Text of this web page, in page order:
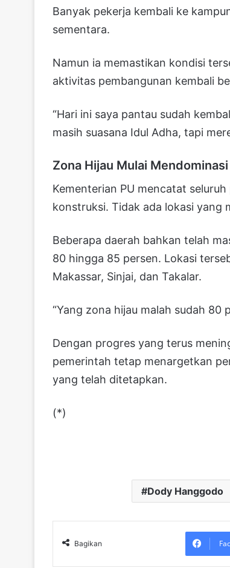
Banyak pekerja kembali ke
sementara.
Namun ia memastikan kondisi
aktivitas pembangunan kembali
“Hari ini saya pantau sudah
masih suasana Idul Adha, tapi
Zona Hijau Mulai Mendominasi
Kementerian PU mencatat
konstruksi. Tidak ada lokasi yang
Beberapa daerah bahkan telah
80 hingga 85 persen. Lokasi
Makassar, Sinjai, dan Takalar.
“Yang zona hijau malah sudah 80
Dengan progres yang terus
pemerintah tetap menargetkan
yang telah ditetapkan.
(*)
Dody Hanggodo
Bagikan